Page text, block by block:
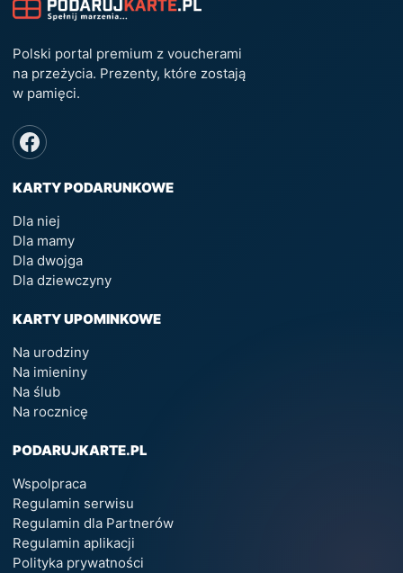
Polski portal premium z voucherami
na przeżycia. Prezenty, które zostają
w pamięci.
KARTY PODARUNKOWE
Dla niej
Dla mamy
Dla dwojga
Dla dziewczyny
KARTY UPOMINKOWE
Na urodziny
Na imieniny
Na ślub
Na rocznicę
PODARUJKARTE.PL
Wspolpraca
Regulamin serwisu
Regulamin dla Partnerów
Regulamin aplikacji
Polityka prywatności